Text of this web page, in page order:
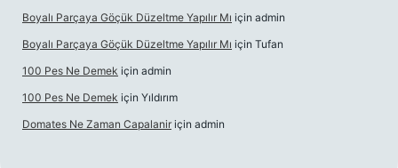
Boyalı Parçaya Göçük Düzeltme Yapılır Mı için admin
Boyalı Parçaya Göçük Düzeltme Yapılır Mı için Tufan
100 Pes Ne Demek için admin
100 Pes Ne Demek için Yıldırım
Domates Ne Zaman Capalanir için admin